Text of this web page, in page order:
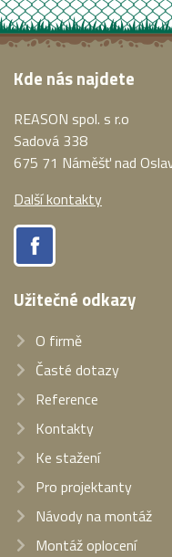
Kde nás najdete
REASON spol. s r.o
Sadová 338
675 71 Náměšť nad
Další kontakty
Užitečné odkazy
O firmě
Časté dotazy
Reference
Kontakty
Ke stažení
Pro projektanty
Návody na montáž
Montáž oplocení